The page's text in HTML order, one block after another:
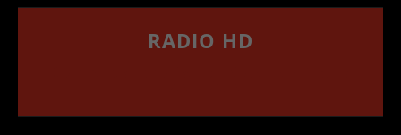
RADIO HD